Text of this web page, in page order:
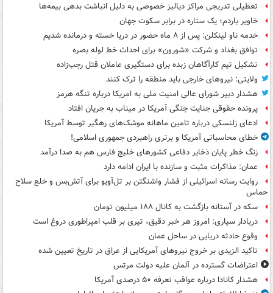
تعطیلی تدریجی مراکز دیالیز خصوصی به دلیل انباشت بدهی بیمه‌ها
خاویر باردم؛ یک ستاره در برابر سکوت جهان
خدمه ناو لینکلن: پس از ۸ ماه حضور در دریا خسته و درمانده‌ شدیم
توافق بغداد و شرکت «شورون» برای احداث خط لوله بصره
تشکیل تیم کارآگاهان زبده برای دستگیری عاملان قتل رجب‌زاده
ولایتی: نیروهای خارجی باید منطقه را ترک کنند
هشدار دبیر شورای عالی امنیت ملی به امریکا درباره تنگه هرمز
پرونده حقوقی جنایت جنگی آمریکا در میناب به جریان افتاد
ادعای زلنسکی درباره تامین ماهانه موشک‌های رهگیر توسط آمریکا
خطای محاسباتی آمریکا و برتری راهبردی جمهوری اسلامی!
زنگ خطر پایان ذخایر دفاعی کشورهای خلیج فارس هم به صدا درآمد
عمان: مذاکرات مثبت و سازنده با ایران ادامه دارد
روایت رسانه اسرائیلی از فشار واشنگتن بر تل‌آویو برای آتش‌بس و خلع سلاح
حماس
سکه در آستانه بازگشت به کانال ۱۸۸ میلیون تومان
دریادار سیاری: امروز هر خبر دقیق، تیری بر قلب امپراطوری دروغ است
وقوع حادثه دریایی در ساحل عمان
تاکید الزیدی بر خروج نیروهای آمریکایی از عراق در تاریخ تعیین شده
اعتراضات گسترده در آلمان علیه دولت مرتس
هشدار کانادا درباره عواقب تعرفه ۵۰ درصدی آمریکا